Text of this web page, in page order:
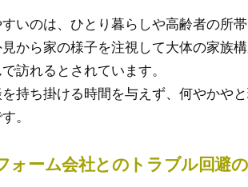
いのは、ひとり暮らしや高齢者の所帯
から家の様子を注視して大体の家族
訪れるとされています。
持ち掛ける時間を与えず、何やかや
。
ォーム会社とのトラブル回避